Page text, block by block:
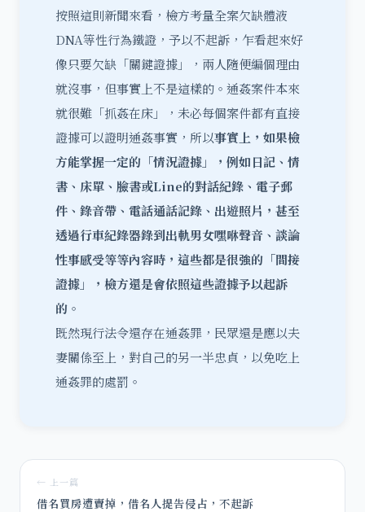
按照這則新聞來看，檢方考量全案欠缺體液
DNA等性行為鐵證，予以不起訴，乍看起來好
像只要欠缺「關鍵證據」，兩人隨便編個理由
就沒事，但事實上不是這樣的。通姦案件本來
就很難「抓姦在床」，未必每個案件都有直接
證據可以證明通姦事實，所以事實上，如果檢
方能掌握一定的「情況證據」，例如日記、情
書、床單、臉書或Line的對話紀錄、電子郵
件、錄音帶、電話通話記錄、出遊照片，甚至
透過行車紀錄器錄到出軌男女嘿咻聲音、談論
性事感受等等內容時，這些都是很強的「間接
證據」，檢方還是會依照這些證據予以起訴
的 。
既然現行法令還存在通姦罪，民眾還是應以夫
妻關係至上，對自己的另一半忠貞，以免吃上
通姦罪的處罰。
← 上一篇
借名買房遭賣掉，借名人提告侵占，不起訴